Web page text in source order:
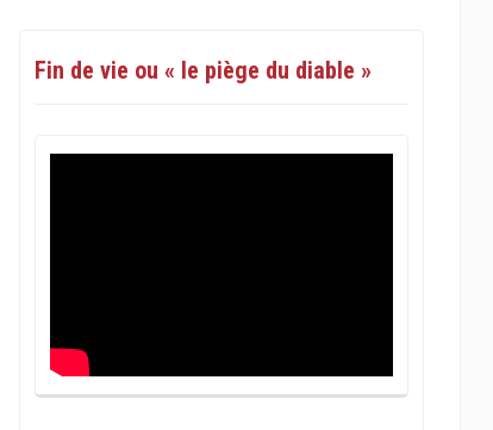
Fin de vie ou « le piège du diable »